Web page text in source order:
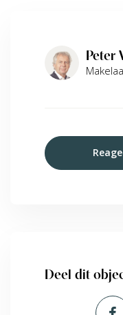
Peter
Deel dit